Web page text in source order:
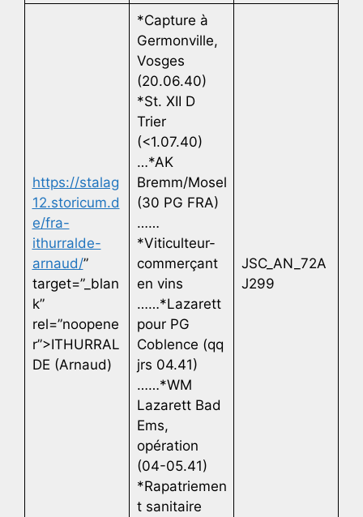
https://stalag
12.storicum.d
e/fra-
ithurralde-
arnaud/”
target=”_blan
k”
rel=”noopene
r”>ITHURRAL
DE (Arnaud)
*Capture à
Germonville,
Vosges
(20.06.40)
*St. XII D
Trier
(<1.07.40)
…*AK
Bremm/Mosel
(30 PG FRA)
……
*Viticulteur-
commerçant
en vins
……*Lazarett
pour PG
Coblence (qq
jrs 04.41)
……*WM
Lazarett Bad
Ems,
opération
(04-05.41)
*Rapatriemen
t sanitaire
JSC_AN_72A
J299